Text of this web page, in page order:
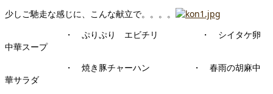
少しご馳走な感じに、こんな献立で。。。。
・ ぷりぷり エビチリ ・ シイタケ卵
中華スープ
・ 焼き豚チャーハン ・ 春雨の胡麻中
華サラダ